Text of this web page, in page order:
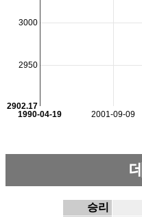
2001-09-09
1990-04-19
2950
3000
2902.17
승리